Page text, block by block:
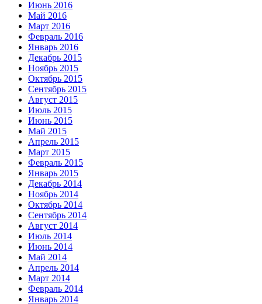
Июнь 2016
Май 2016
Март 2016
Февраль 2016
Январь 2016
Декабрь 2015
Ноябрь 2015
Октябрь 2015
Сентябрь 2015
Август 2015
Июль 2015
Июнь 2015
Май 2015
Апрель 2015
Март 2015
Февраль 2015
Январь 2015
Декабрь 2014
Ноябрь 2014
Октябрь 2014
Сентябрь 2014
Август 2014
Июль 2014
Июнь 2014
Май 2014
Апрель 2014
Март 2014
Февраль 2014
Январь 2014